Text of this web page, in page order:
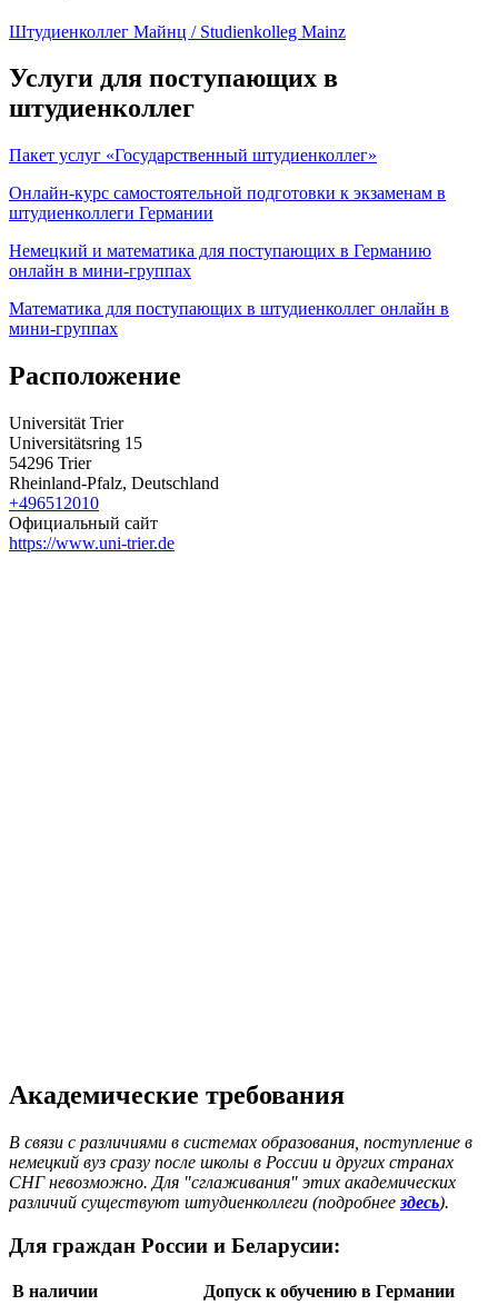
Штудиенколлег Майнц / Studienkolleg Mainz
Услуги для поступающих в
штудиенколлег
Пакет услуг «Государственный штудиенколлег»
Онлайн-курс самостоятельной подготовки к экзаменам в
штудиенколлеги Германии
Немецкий и математика для поступающих в Германию
онлайн в мини-группах
Математика для поступающих в штудиенколлег онлайн в
мини-группах
Расположение
Universität Trier
Universitätsring 15
54296 Trier
Rheinland-Pfalz, Deutschland
+496512010
Официальный сайт
https://www.uni-trier.de
Академические требования
В связи с различиями в системах образования, поступление в
немецкий вуз сразу после школы в России и других странах
СНГ невозможно. Для "сглаживания" этих академических
различий существуют штудиенколлеги (подробнее здесь).
Для граждан России и Беларусии:
В наличии
Допуск к обучению в Германии